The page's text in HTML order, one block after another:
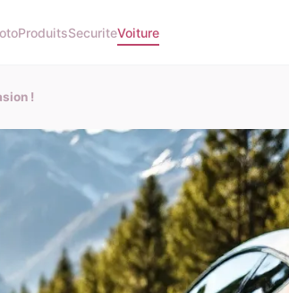
ProduitsSecuriteVoiture
!